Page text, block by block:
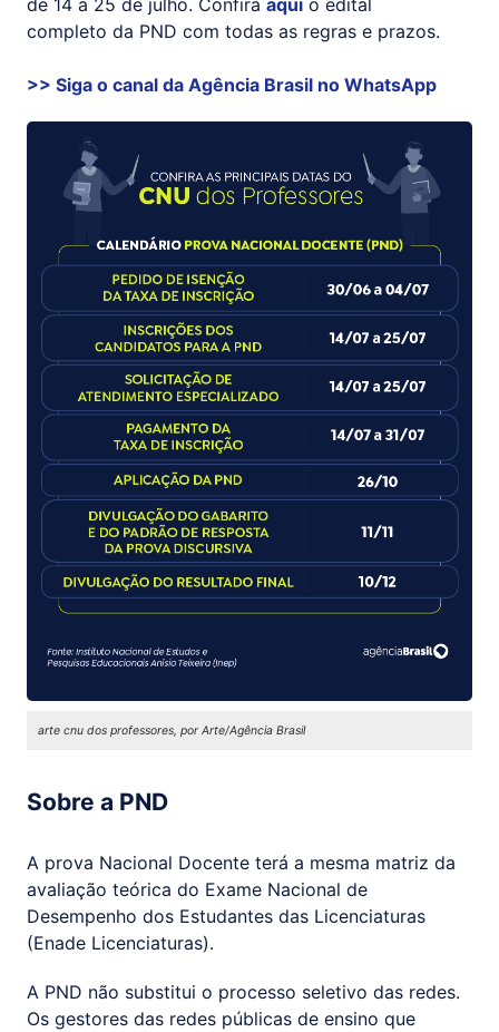
completo da PND com todas as regras e prazos.
>> Siga o canal da Agência Brasil no WhatsApp
arte cnu dos professores, por Arte/Agência Brasil
Sobre a PND
A prova Nacional Docente terá a mesma matriz da
avaliação teórica do Exame Nacional de
Desempenho dos Estudantes das Licenciaturas
(Enade Licenciaturas).
A PND não substitui o processo seletivo das redes.
Os gestores das redes públicas de ensino que